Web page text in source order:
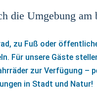
die Umgebung am
zu Fuß oder
Für unsere Gäste
zur Verfügung –
in Stadt und Natur!